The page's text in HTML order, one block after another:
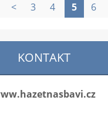
< 3 4 5 6
KONTAKT